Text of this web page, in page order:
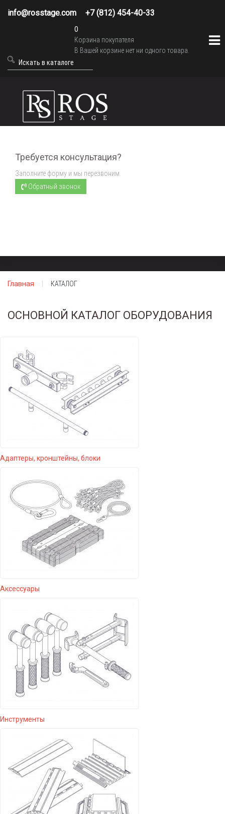
info@rosstage.com +7 (812) 454-40-33
0
Корзина покупателя
В Вашей корзине нет ни одного товара.
Требуется консультация?
Заполните форму и мы перезвоним.
Обратный звонок
Главная КАТАЛОГ
ОСНОВНОЙ КАТАЛОГ ОБОРУДОВАНИЯ
Адаптеры, кронштейны, блоки
Аксессуары
Инструменты